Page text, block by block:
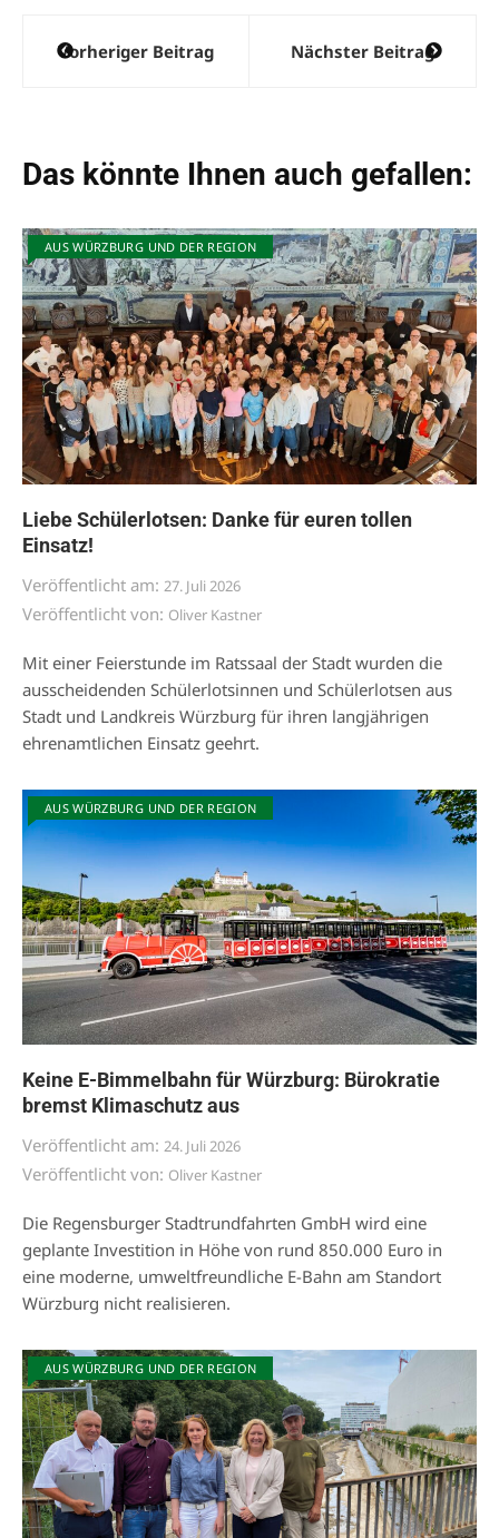
Beitragsnavigation
Vorheriger Beitrag Nächster Beitrag
Das könnte Ihnen auch gefallen:
AUS WÜRZBURG UND DER REGION
Liebe Schülerlotsen: Danke für euren tollen
Einsatz!
Veröffentlicht am: 27. Juli 2026
Veröffentlicht von: Oliver Kastner
Mit einer Feierstunde im Ratssaal der Stadt wurden die
ausscheidenden Schülerlotsinnen und Schülerlotsen aus
Stadt und Landkreis Würzburg für ihren langjährigen
ehrenamtlichen Einsatz geehrt.
AUS WÜRZBURG UND DER REGION
Keine E-Bimmelbahn für Würzburg: Bürokratie
bremst Klimaschutz aus
Veröffentlicht am: 24. Juli 2026
Veröffentlicht von: Oliver Kastner
Die Regensburger Stadtrundfahrten GmbH wird eine
geplante Investition in Höhe von rund 850.000 Euro in
eine moderne, umweltfreundliche E-Bahn am Standort
Würzburg nicht realisieren.
AUS WÜRZBURG UND DER REGION